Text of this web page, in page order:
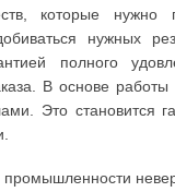
которые
нужных
полного
В основе
Это становится